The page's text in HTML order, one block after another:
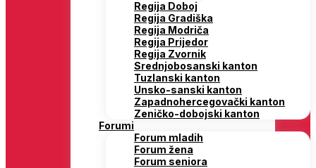
Regija Doboj
Regija Gradiška
Regija Modriča
Regija Prijedor
Regija Zvornik
Srednjobosanski kanton
Tuzlanski kanton
Unsko-sanski kanton
Zapadnohercegovački kanton
Zeničko-dobojski kanton
Forumi
Forum mladih
Forum žena
Forum seniora